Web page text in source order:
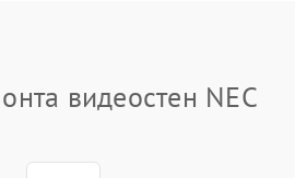
видеостен NEC